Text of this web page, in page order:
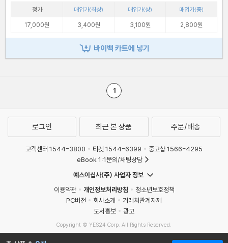
정가 매입가(최상) 매입가(상)
매입가(중)
17,000원
3,400원 3,100원 2,800원
바이백 카트에 넣기
1
로그인 최근 본 상품 주문/배송
고객센터 1544-3800 티켓 1544-6399
중고샵 1566-4295
eBook 1:1문의/채팅상담
예스이십사(주) 사업자 정보
이용약관
개인정보처리방침
청소년보호정책
PC버전
회사소개
거래처관계자께
도서홍보
광고
Copyright © YES24 Corp. All Rights Reserved.
MATOM13